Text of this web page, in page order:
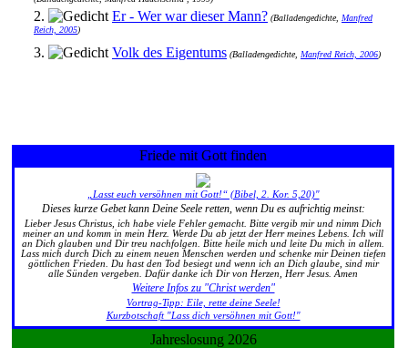
2. Er - Wer war dieser Mann? (Balladengedichte, Manfred
Reich, 2005)
3. Volk des Eigentums (Balladengedichte, Manfred Reich, 2006)
Friede mit Gott finden
„Lasst euch versöhnen mit Gott!“ (Bibel, 2. Kor. 5,20)"
Dieses kurze Gebet kann Deine Seele retten, wenn Du es aufrichtig meinst:
Lieber Jesus Christus, ich habe viele Fehler gemacht. Bitte vergib mir und nimm Dich
meiner an und komm in mein Herz. Werde Du ab jetzt der Herr meines Lebens. Ich will
an Dich glauben und Dir treu nachfolgen. Bitte heile mich und leite Du mich in allem.
Lass mich durch Dich zu einem neuen Menschen werden und schenke mir Deinen tiefen
göttlichen Frieden. Du hast den Tod besiegt und wenn ich an Dich glaube, sind mir
alle Sünden vergeben. Dafür danke ich Dir von Herzen, Herr Jesus. Amen
Weitere Infos zu "Christ werden"
Vortrag-Tipp: Eile, rette deine Seele!
Kurzbotschaft "Lass dich versöhnen mit Gott!"
Jahreslosung 2026